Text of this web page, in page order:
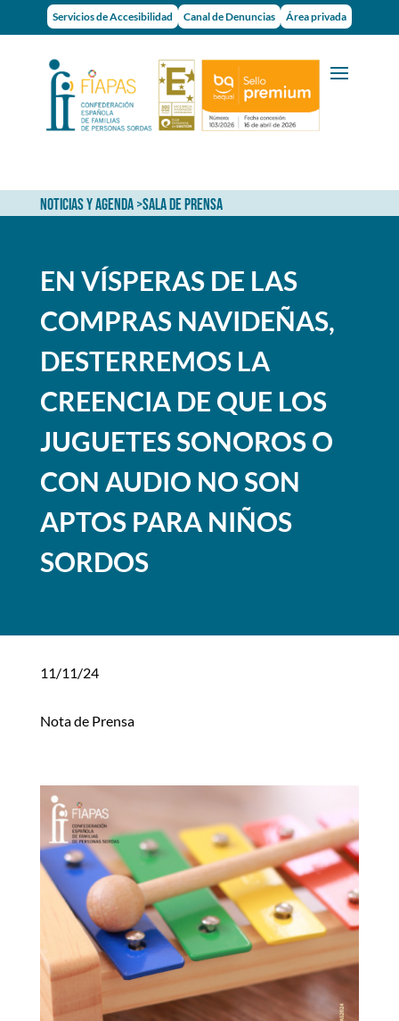
Servicios de Accesibilidad Canal de Denuncias Área privada
NOTICIAS Y AGENDA>SALA DE PRENSA
EN VÍSPERAS DE LAS
COMPRAS NAVIDEÑAS,
DESTERREMOS LA
CREENCIA DE QUE LOS
JUGUETES SONOROS O
CON AUDIO NO SON
APTOS PARA NIÑOS
SORDOS
11/11/24
Nota de Prensa